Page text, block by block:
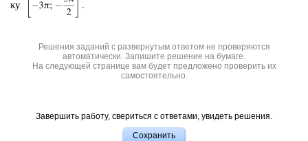
ку
Решения заданий с развернутым ответом не проверяются
автоматически. Запишите решение на бумаге.
На следующей странице вам будет предложено проверить их
самостоятельно.
Завершить работу, свериться с ответами, увидеть решения.